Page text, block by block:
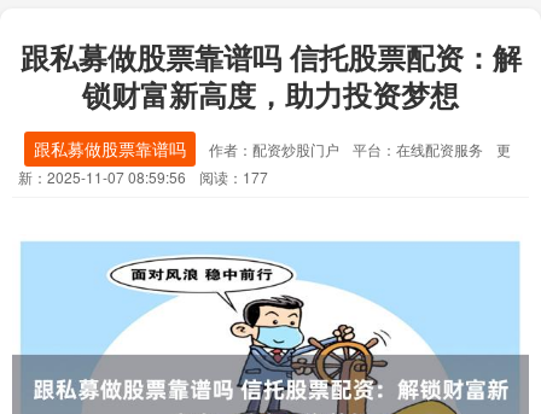
跟私募做股票靠谱吗 信托股票配资：解
锁财富新高度，助力投资梦想
跟私募做股票靠谱吗 作者：配资炒股门户 平台：在线配资服务
更
新：2025-11-07 08:59:56
阅读：177